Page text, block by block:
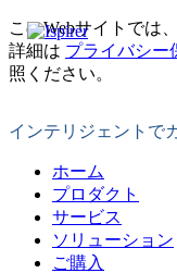
このWebサイトでは
詳細は プライバシー
照ください。
インテリジェントで
ホーム
プロダクト
サービス
ソリューション
ご購入